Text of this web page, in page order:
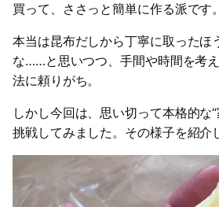
買って、ささっと簡単に作る派です。
本当は昆布だしから丁寧に取ったほ
な……と思いつつ、手間や時間を考
法に頼りがち。
しかし今回は、思い切って本格的な
挑戦してみました。その様子を紹介